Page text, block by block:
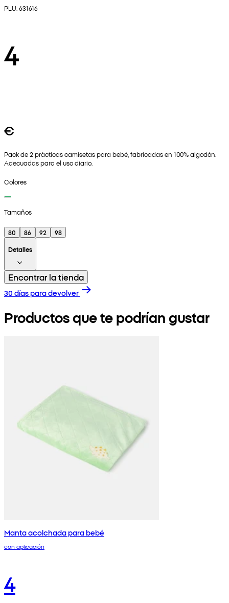
PLU: 631616
4
€
Pack de 2 prácticas camisetas para bebé, fabricadas en 100% algodón.
Adecuadas para el uso diario.
Colores
Tamaños
80 86 92
98
Detalles
Encontrar la tienda
30 días para devolver
Productos que te podrían gustar
Manta acolchada para bebé
con aplicación
4